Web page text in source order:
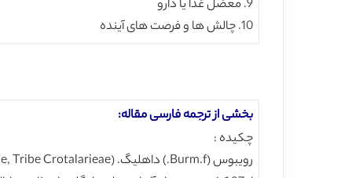
9. معضل غذا یا دارو
10. چالش ها و فرصت های آینده
بخشی از ترجمه فارسی مقاله:
چکیده :